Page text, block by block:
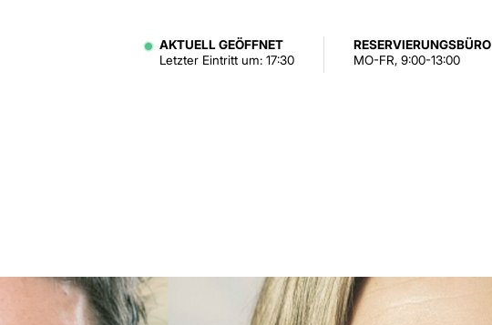
AKTUELL GEÖFFNET
Letzter Eintritt um: 17:30
RESERVIERUNGSBÜRO
MO-FR, 9:00-13:00